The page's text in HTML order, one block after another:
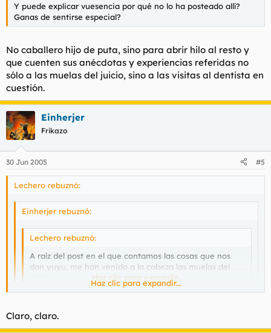
Y puede explicar vuesencia por qué no lo ha posteado allí?
Ganas de sentirse especial?
No caballero hijo de puta, sino para abrir hilo al resto y
que cuenten sus anécdotas y experiencias referidas no
sólo a las muelas del juicio, sino a las visitas al dentista en
cuestión.
Einherjer
Frikazo
30 Jun 2005 #5
Lechero rebuznó:
Einherjer rebuznó:
Lechero rebuznó:
A raíz del post en el que contamos las cosas que nos
dan yuyu, me han venido a la cabeza las muelas del
Haz clic para expandir...
Ganas de sentirse especial?
Haz clic para expandir...
Claro, claro.